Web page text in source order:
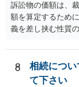
訴訟物の価額は、
額を算定するため
義を差し挟む性質
したとしても、変
8
相続につい
て下さい